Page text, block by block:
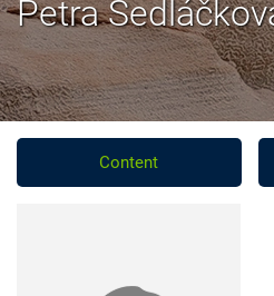
Petra
Content